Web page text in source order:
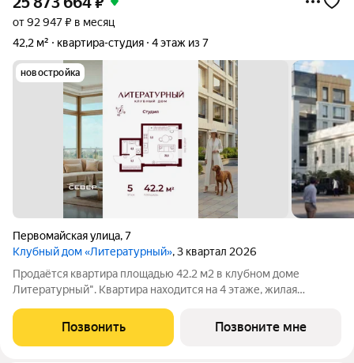
от 92 947 ₽ в месяц
42,2 м²
квартира-студия 4 этаж из 7
новостройка
Первомайская улица,7
Клубный дом «Литературный», 3 квартал 2026
Продаётся квартира площадью 42.2 м2 в клубном доме
Литературный". Квартира находится на 4 этаже, жилая
Екатеринбурга - квартиры от
Позвонить Позвоните мне